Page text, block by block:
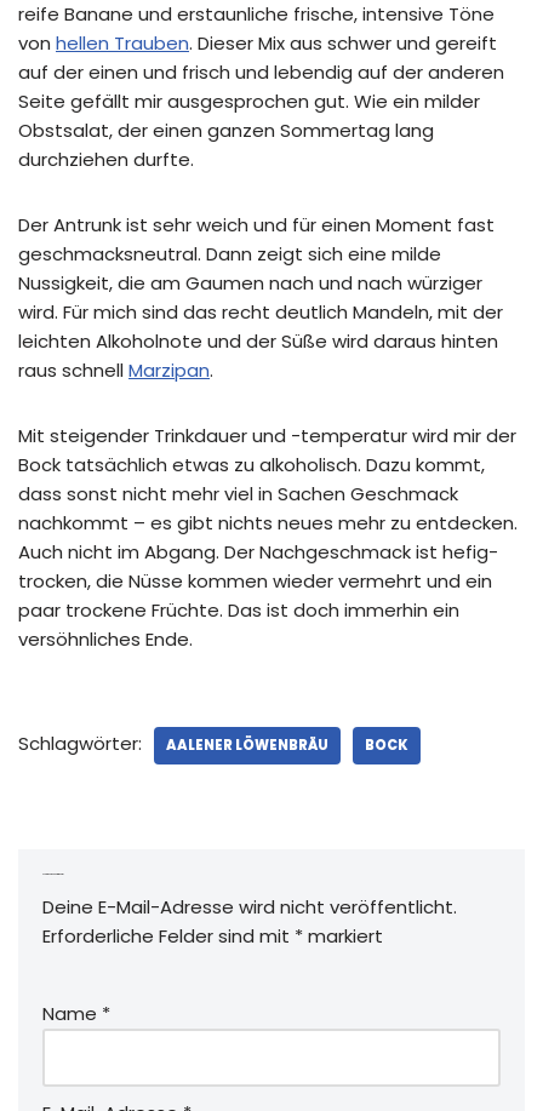
reife Banane und erstaunliche frische, intensive Töne
von hellen Trauben. Dieser Mix aus schwer und gereift
auf der einen und frisch und lebendig auf der anderen
Seite gefällt mir ausgesprochen gut. Wie ein milder
Obstsalat, der einen ganzen Sommertag lang
durchziehen durfte.
Der Antrunk ist sehr weich und für einen Moment fast
geschmacksneutral. Dann zeigt sich eine milde
Nussigkeit, die am Gaumen nach und nach würziger
wird. Für mich sind das recht deutlich Mandeln, mit der
leichten Alkoholnote und der Süße wird daraus hinten
raus schnellMarzipan.
Mit steigender Trinkdauer und -temperatur wird mir der
Bock tatsächlich etwas zu alkoholisch. Dazu kommt,
dass sonst nicht mehr viel in Sachen Geschmack
nachkommt – es gibt nichts neues mehr zu entdecken.
Auch nicht im Abgang. Der Nachgeschmack ist hefig-
trocken, die Nüsse kommen wieder vermehrt und ein
paar trockene Früchte. Das ist doch immerhin ein
versöhnliches Ende.
Schlagwörter: AALENER LÖWENBRÄU BOCK
Deine E-Mail-Adresse wird nicht veröffentlicht.
Erforderliche Felder sind mit *markiert
Name *